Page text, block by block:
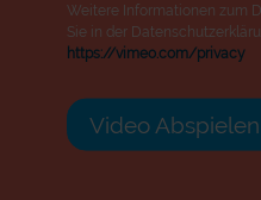
Weitere Informationen zum
Sie in der
https://vimeo.com/privacy
Video Abspielen